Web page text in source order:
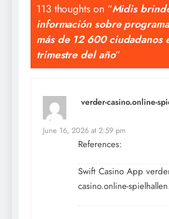
113 thoughts on “Midis
información sobre
más de 12 600 ciudadanos
trimestre del año”
verder-casino.online-
says:
June 16, 2026 at 2:59 pm
References:
Swift Casino App
casino.online-